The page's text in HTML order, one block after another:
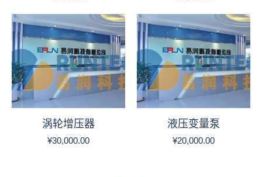
涡轮增压器
¥30,000.00
液压变量泵
¥20,000.00